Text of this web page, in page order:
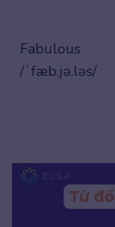
Fabulous
/ˈfæb.jə.ləs/